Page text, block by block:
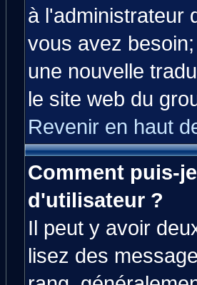
à l'administrateur
vous avez
une nouvelle
le site web du
Revenir en haut
Comment puis-
d'utilisateur ?
Il peut y avoir
lisez des